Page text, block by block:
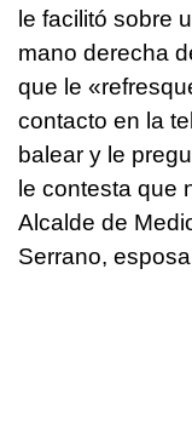
le facilitó sobre
mano derecha
que le
contacto en la
balear y le
le contesta que
Alcalde de
Serrano,